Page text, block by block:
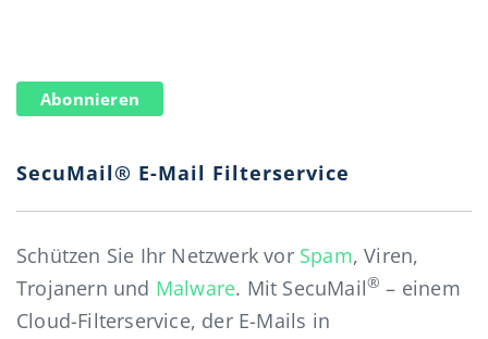
Abonnieren
SecuMail® E-Mail Filterservice
Schützen Sie Ihr Netzwerk vor Spam, Viren,
Trojanern und Malware. Mit SecuMail® – einem
Cloud-Filterservice, der E-Mails in